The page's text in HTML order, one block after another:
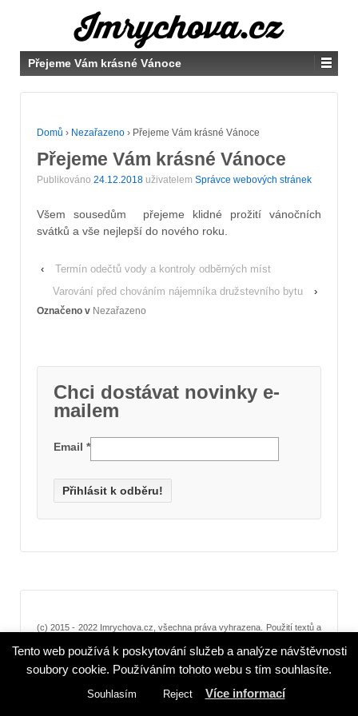
Přejeme Vám krásné Vánoce
Domů › Nezařazeno › Přejeme Vám krásné Vánoce
Přejeme Vám krásné Vánoce
Publikováno 24.12.2018 uživatelem Správce webových stránek
Všem sousedům přejeme klidné prožití vánočních
svátků a vše nejlepší do nového roku.
‹
Termín odečtů vody a kontroly odběrných míst
Varování před chováním nájemníka družstevního bytu
›
Označeno v Nezařazeno
Chci dostávat novinky e-
mailem
Email *
(c) 2015 - 2022 Imrychova.cz, všechna práva vyhrazena. Použití textů a
(c) Cyberchimps, responsive, (c) Wordpress org.
Tento web používá k poskytování služeb a analýze návštěvnosti
soubory cookie. Používáním tohoto webu s tím souhlasíte.
Souhlasím Reject Více informací